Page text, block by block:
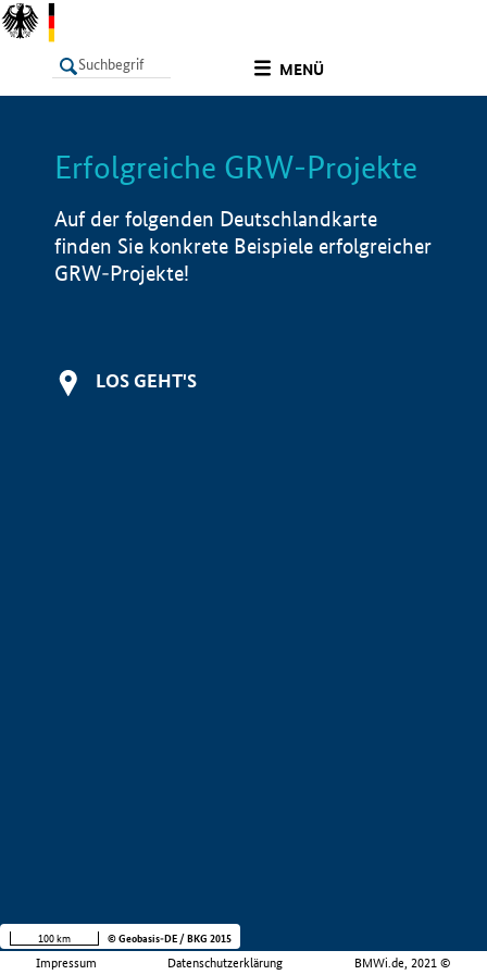
MENÜ
LISTE Info
Erfolgreiche GRW-Projekte
Auf der folgenden Deutschlandkarte
finden Sie konkrete Beispiele erfolgreicher
GRW-Projekte!
LOS GEHT'S
Impressum Datenschutzerklärung BMWi.de, 2021 ©
100 km © Geobasis-DE / BKG 2015